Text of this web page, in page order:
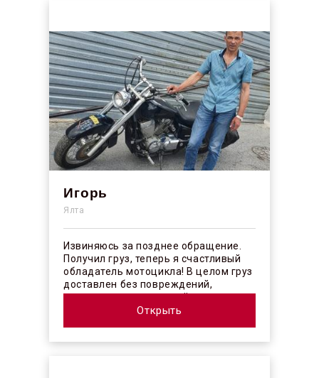
Игорь
Ялта
Извиняюсь за позднее обращение.
Получил груз, теперь я счастливый
обладатель мотоцикла! В целом груз
доставлен без повреждений,
огорчило отсутствие плёночного
Открыть